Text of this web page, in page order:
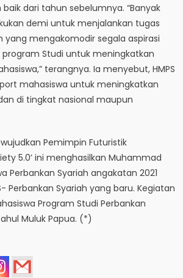
dari tahun sebelumnya. “Banyak
demi untuk menjalankan tugas
yang mengakomodir segala aspirasi
Studi untuk meningkatkan
terangnya. Ia menyebut, HMPS
mahasiswa untuk meningkatkan
di tingkat nasional maupun
Pemimpin Futuristik
5.0’ ini menghasilkan Muhammad
Perbankan Syariah angakatan 2021
Perbankan Syariah yang baru. Kegiatan
Program Studi Perbankan
Muluk Papua. (*)